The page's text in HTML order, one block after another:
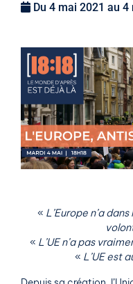
Du 4 mai 2021 au 4
« L’Europe n’a
« L’UE n’a pas
« L’UE est